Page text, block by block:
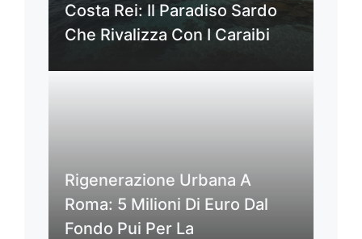
Costa Rei: Il Paradiso Sardo
Che Rivalizza Con I Caraibi
Rigenerazione Urbana A
Roma: 5 Milioni Di Euro Dal
Fondo Pui Per La